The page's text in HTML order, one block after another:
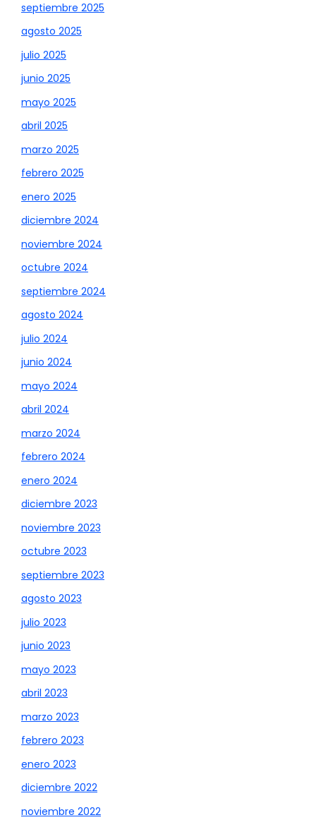
septiembre 2025
agosto 2025
julio 2025
junio 2025
mayo 2025
abril 2025
marzo 2025
febrero 2025
enero 2025
diciembre 2024
noviembre 2024
octubre 2024
septiembre 2024
agosto 2024
julio 2024
junio 2024
mayo 2024
abril 2024
marzo 2024
febrero 2024
enero 2024
diciembre 2023
noviembre 2023
octubre 2023
septiembre 2023
agosto 2023
julio 2023
junio 2023
mayo 2023
abril 2023
marzo 2023
febrero 2023
enero 2023
diciembre 2022
noviembre 2022